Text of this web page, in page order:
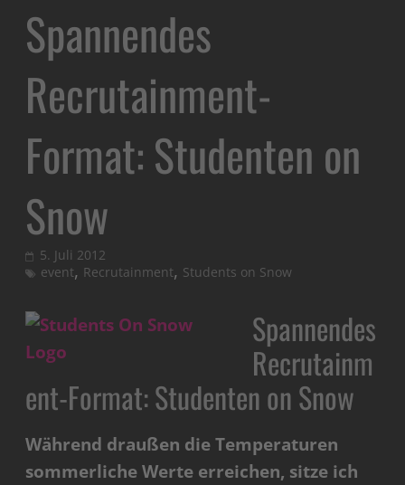
Spannendes
Recrutainment-
Format: Studenten on
Snow
5. Juli 2012
event, Recrutainment, Students on Snow
Spannendes
Recrutainm
ent-Format: Studenten on Snow
Während draußen die Temperaturen
sommerliche Werte erreichen, sitze ich